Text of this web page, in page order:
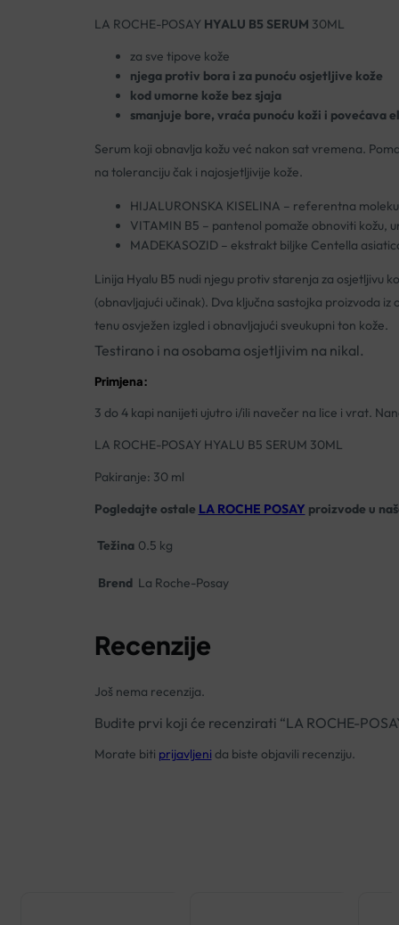
LA ROCHE-POSAY HYALU B5 SERUM 30ML
za sve tipove kože
njega protiv bora i za punoću osjetljive kože
kod umorne kože bez sjaja
smanjuje bore, vraća punoću koži i povećava
Serum koji obnavlja kožu već nakon sat vremena.
na toleranciju čak i najosjetljivije kože.
HIJALURONSKA KISELINA – referentna
VITAMIN B5 – pantenol pomaže obnoviti kožu,
MADEKASOZID – ekstrakt biljke Centella
Linija Hyalu B5 nudi njegu protiv starenja za osjetljivu
(obnavljajući učinak). Dva ključna sastojka proizvoda
tenu osvježen izgled i obnavljajući sveukupni ton kože.
Testirano i na osobama osjetljivim na nikal.
Primjena:
3 do 4 kapi nanijeti ujutro i/ili navečer na lice i vrat.
LA ROCHE-POSAY HYALU B5 SERUM 30ML
Pakiranje: 30 ml
Pogledajte ostale LA ROCHE POSAY proizvode u
Težina 0.5 kg
Brend La Roche-Posay
Recenzije
Još nema recenzija.
Budite prvi koji će recenzirati “LA ROCHE-
Morate biti prijavljeni da biste objavili recenziju.